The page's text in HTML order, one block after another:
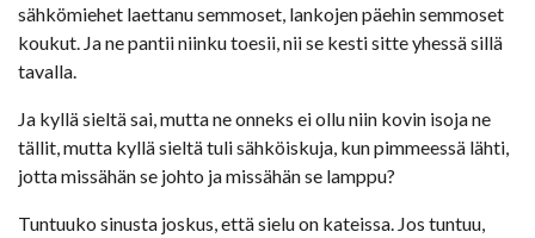
sähkömiehet laettanu semmoset, lankojen päehin semmoset
koukut. Ja ne pantii niinku toesii, nii se kesti sitte yhessä sillä
tavalla.
Ja kyllä sieltä sai, mutta ne onneks ei ollu niin kovin isoja ne
tällit, mutta kyllä sieltä tuli sähköiskuja, kun pimmeessä lähti,
jotta missähän se johto ja missähän se lamppu?
Tuntuuko sinusta joskus, että sielu on kateissa. Jos tuntuu,